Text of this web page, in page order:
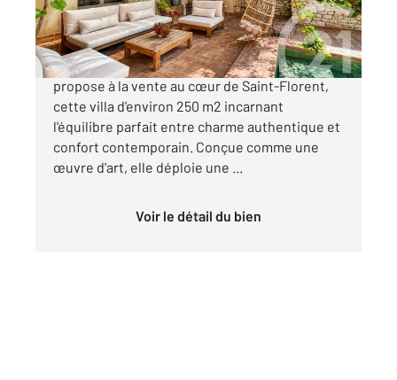
1 995 000 €
Votre agence Century 21 Dary Immobilier vous
propose à la vente au cœur de Saint-Florent,
cette villa d'environ 250 m2 incarnant
l'équilibre parfait entre charme authentique et
confort contemporain. Conçue comme une
œuvre d'art, elle déploie une ...
Voir le détail du bien